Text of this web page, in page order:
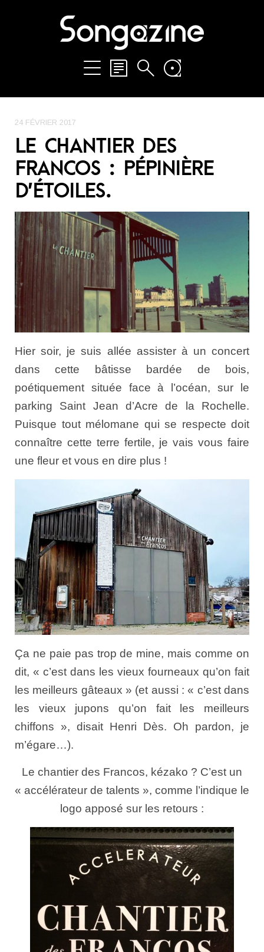
24 FÉVRIER 2017
LE CHANTIER DES
FRANCOS : PÉPINIÈRE
D’ÉTOILES.
Hier soir, je suis allée assister à un concert
dans cette bâtisse bardée de bois,
poétiquement située face à l’océan, sur le
parking Saint Jean d’Acre de la Rochelle.
Puisque tout mélomane qui se respecte doit
connaître cette terre fertile, je vais vous faire
une fleur et vous en dire plus !
Ça ne paie pas trop de mine, mais comme on
dit, « c’est dans les vieux fourneaux qu’on fait
les meilleurs gâteaux » (et aussi : « c’est dans
les vieux jupons qu’on fait les meilleurs
chiffons », disait Henri Dès. Oh pardon, je
m’égare…).
Le chantier des Francos, kézako ? C’est un
« accélérateur de talents », comme l’indique le
logo apposé sur les retours :